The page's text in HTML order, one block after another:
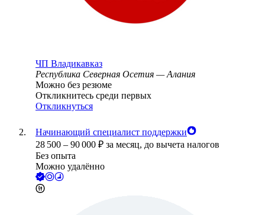
ЧП Владикавказ
Республика Северная Осетия — Алания
Можно без резюме
Откликнитесь среди первых
Откликнуться
Начинающий специалист поддержки
28 500 – 90 000 ₽ за месяц, до вычета налогов
Без опыта
Можно удалённо